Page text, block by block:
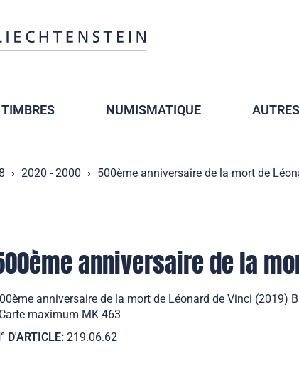
NUMISMATIQUE
2020 - 2000 500ème anniversaire de la mort de
anniversaire de la
anniversaire de la mort de Léonard de Vinci (2019)
maximum MK 463
D'ARTICLE: 219.06.62